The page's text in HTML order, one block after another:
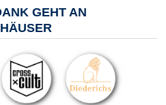
GEHT AN